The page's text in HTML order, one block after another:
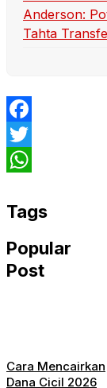
Anderson:
Tahta
Facebook
Twitter
Tags
Popular
Post
Cara Mencairkan
Dana Cicil 2026